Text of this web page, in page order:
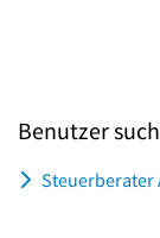
Benutzer
Steuerberater